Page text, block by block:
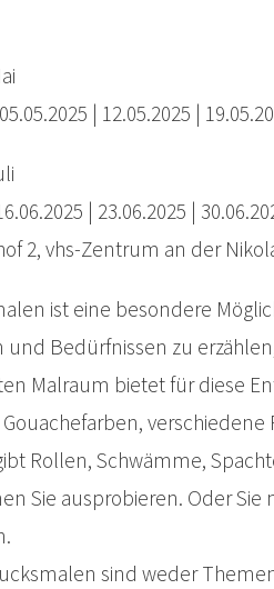
| 12.05.2025 |
| 23.06.2025 |
2, vhs-Zentrum an der
ist eine besondere
und Bedürfnissen zu
Malraum bietet für diese
Rollen, Schwämme,
Sie ausprobieren. Oder
sind weder